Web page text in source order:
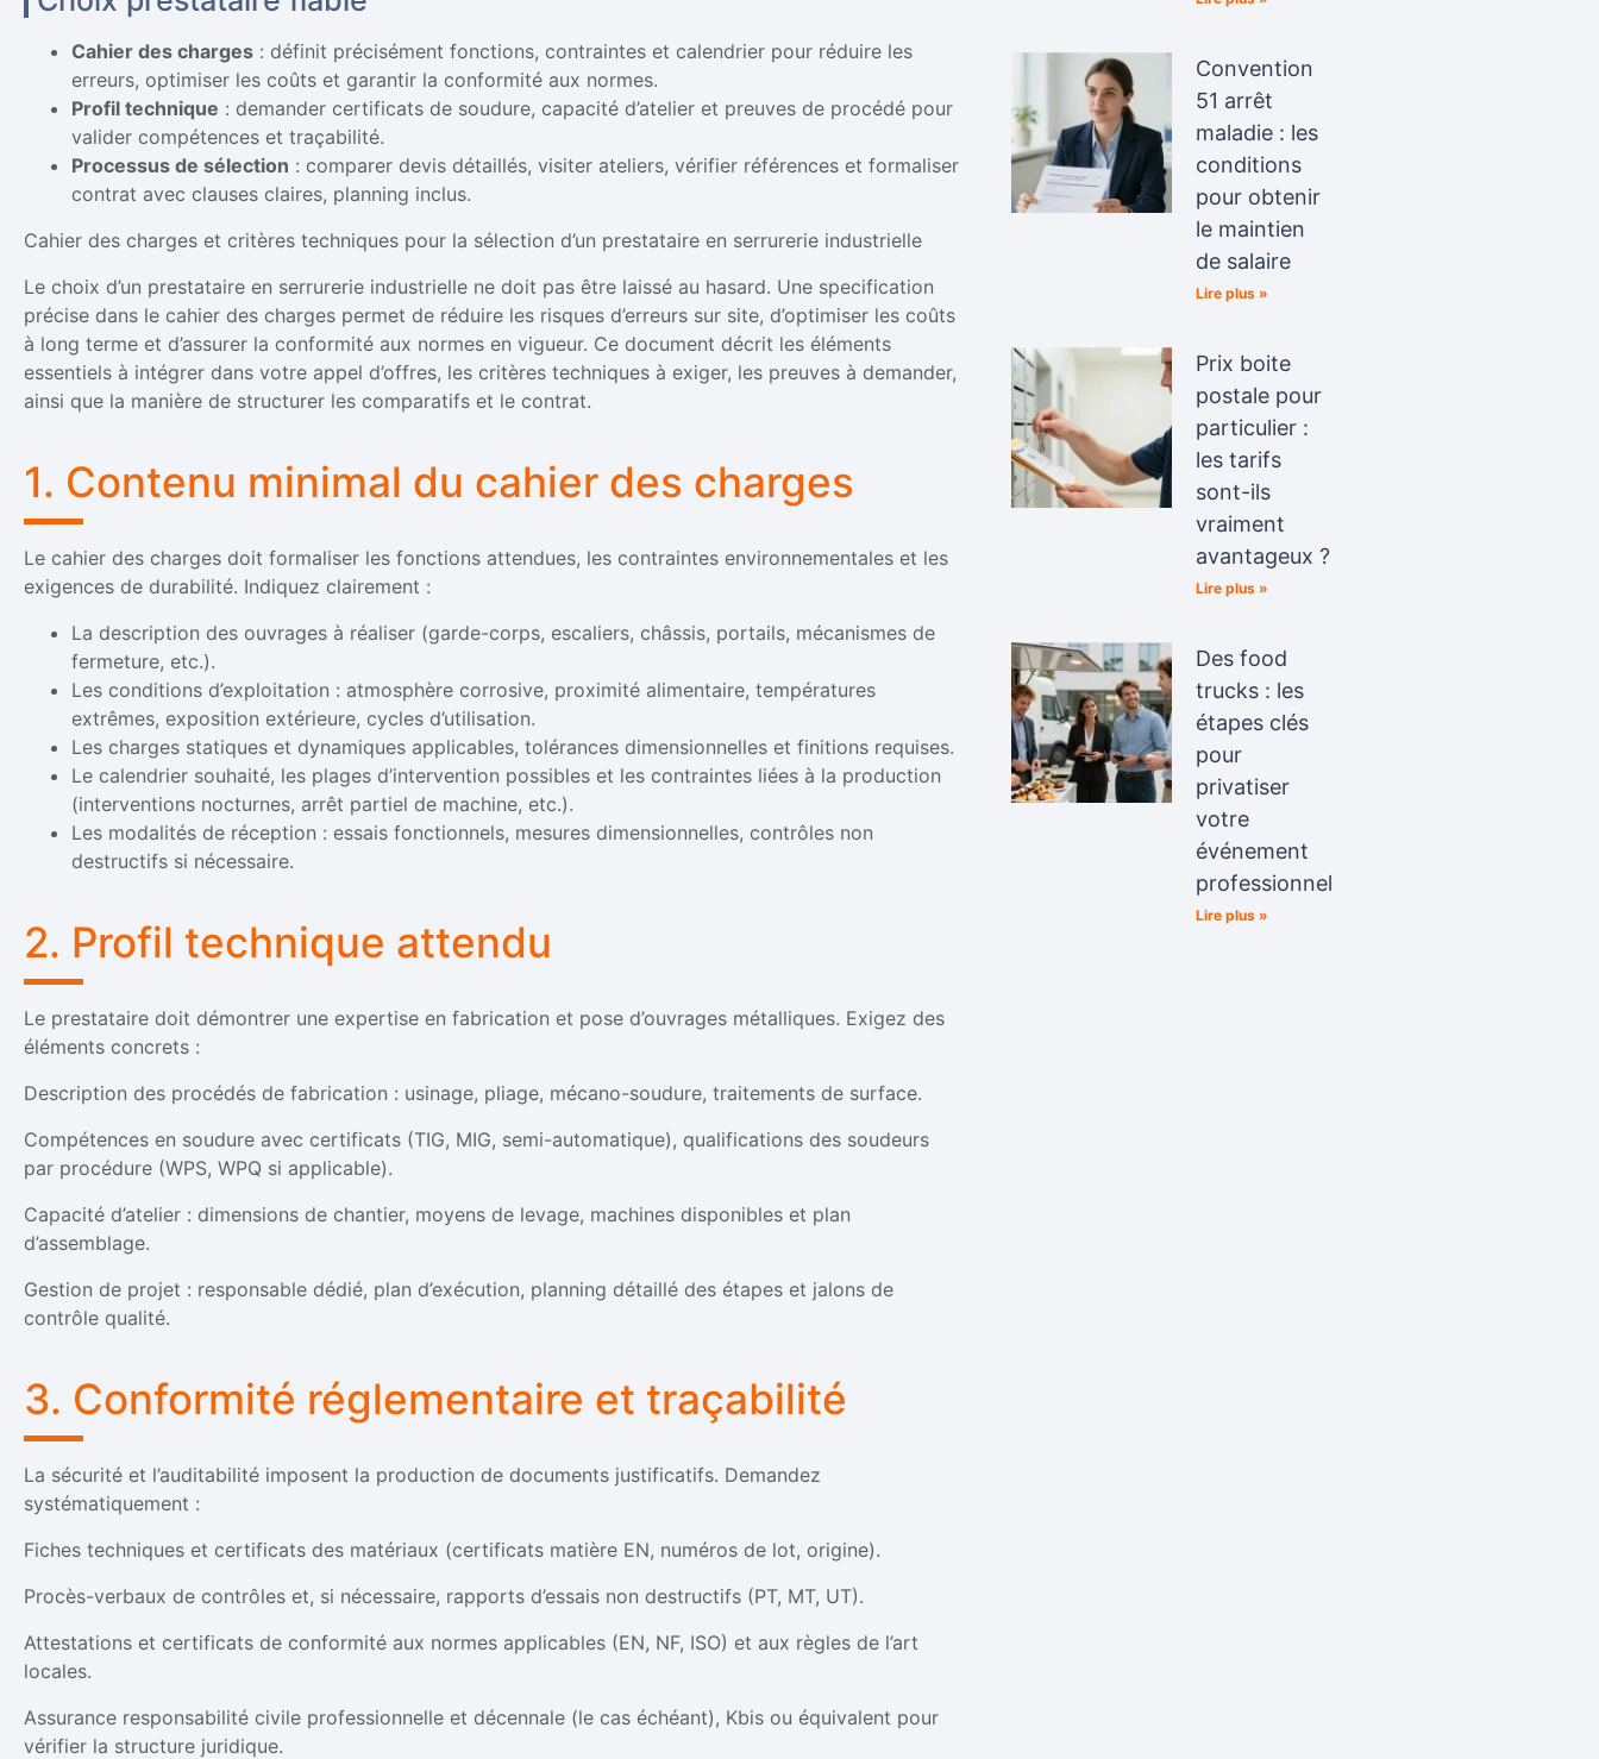
Cahier des charges : définit précisément fonctions, contraintes et calendrier pour réduire les
erreurs, optimiser les coûts et garantir la conformité aux normes.
Profil technique : demander certificats de soudure, capacité d’atelier et preuves de procédé pour
valider compétences et traçabilité.
Processus de sélection : comparer devis détaillés, visiter ateliers, vérifier références et formaliser
contrat avec clauses claires, planning inclus.
Cahier des charges et critères techniques pour la sélection d’un prestataire en serrurerie industrielle
Le choix d’un prestataire en serrurerie industrielle ne doit pas être laissé au hasard. Une specification
précise dans le cahier des charges permet de réduire les risques d’erreurs sur site, d’optimiser les coûts
à long terme et d’assurer la conformité aux normes en vigueur. Ce document décrit les éléments
essentiels à intégrer dans votre appel d’offres, les critères techniques à exiger, les preuves à demander,
ainsi que la manière de structurer les comparatifs et le contrat.
1. Contenu minimal du cahier des charges
Le cahier des charges doit formaliser les fonctions attendues, les contraintes environnementales et les
exigences de durabilité. Indiquez clairement :
La description des ouvrages à réaliser (garde-corps, escaliers, châssis, portails, mécanismes de
fermeture, etc.).
Les conditions d’exploitation : atmosphère corrosive, proximité alimentaire, températures
extrêmes, exposition extérieure, cycles d’utilisation.
Les charges statiques et dynamiques applicables, tolérances dimensionnelles et finitions requises.
Le calendrier souhaité, les plages d’intervention possibles et les contraintes liées à la production
(interventions nocturnes, arrêt partiel de machine, etc.).
Les modalités de réception : essais fonctionnels, mesures dimensionnelles, contrôles non
destructifs si nécessaire.
2. Profil technique attendu
Le prestataire doit démontrer une expertise en fabrication et pose d’ouvrages métalliques. Exigez des
éléments concrets :
Description des procédés de fabrication : usinage, pliage, mécano-soudure, traitements de surface.
Compétences en soudure avec certificats (TIG, MIG, semi-automatique), qualifications des soudeurs
par procédure (WPS, WPQ si applicable).
Capacité d’atelier : dimensions de chantier, moyens de levage, machines disponibles et plan
d’assemblage.
Gestion de projet : responsable dédié, plan d’exécution, planning détaillé des étapes et jalons de
contrôle qualité.
3. Conformité réglementaire et traçabilité
La sécurité et l’auditabilité imposent la production de documents justificatifs. Demandez
systématiquement :
Fiches techniques et certificats des matériaux (certificats matière EN, numéros de lot, origine).
Procès-verbaux de contrôles et, si nécessaire, rapports d’essais non destructifs (PT, MT, UT).
Attestations et certificats de conformité aux normes applicables (EN, NF, ISO) et aux règles de l’art
locales.
Assurance responsabilité civile professionnelle et décennale (le cas échéant), Kbis ou équivalent pour
vérifier la structure juridique.
Convention
51 arrêt
maladie : les
conditions
pour obtenir
le maintien
de salaire
Lire plus »
Prix boite
postale pour
particulier :
les tarifs
sont-ils
vraiment
avantageux ?
Lire plus »
Des food
trucks : les
étapes clés
pour
privatiser
votre
événement
professionnel
Lire plus »